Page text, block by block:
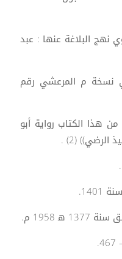
نهج البلاغة عنها : عبد
نسخة م المرعشي رقم
هذا الكتاب رواية أبو
الرضي)) (2) .